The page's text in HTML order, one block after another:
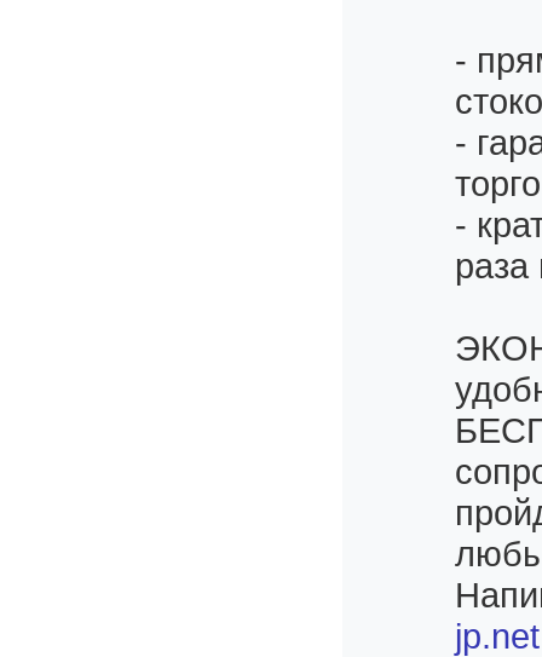
-
-
-
jp.net